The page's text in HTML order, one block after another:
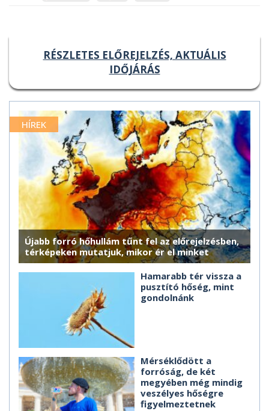
RÉSZLETES ELŐREJELZÉS, AKTUÁLIS
IDŐJÁRÁS
HÍREK
Újabb forró hőhullám tűnt fel az előrejelzésben,
térképeken mutatjuk, mikor ér el minket
Hamarabb tér vissza a
pusztító hőség, mint
gondolnánk
Mérséklődött a
forróság, de két
megyében még mindig
veszélyes hőségre
figyelmeztetnek